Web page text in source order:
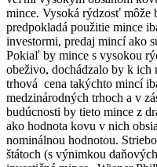
mince. Vysoká rýdzosť môže
predpokladá použitie mince
investormi, predaj mincí ako
Pokiaľ by mince s vysokou
obeživo, dochádzalo by k
trhová cena takýchto mincí
medzinárodných trhoch a v
budúcnosti by tieto mince z
ako hodnota kovu v nich
nominálnou hodnotou.
štátoch (s výnimkou